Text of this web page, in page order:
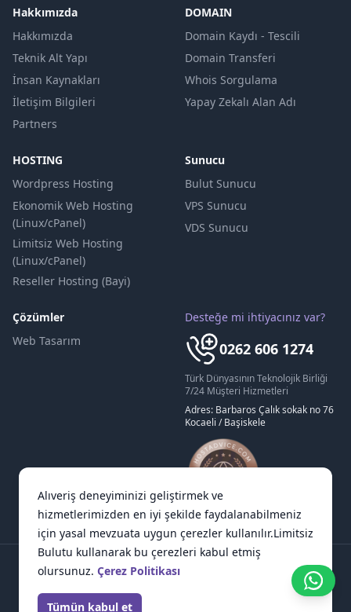
Hakkımızda
Hakkımızda
Teknik Alt Yapı
İnsan Kaynakları
İletişim Bilgileri
Partners
DOMAIN
Domain Kaydı - Tescili
Domain Transferi
Whois Sorgulama
Yapay Zekalı Alan Adı
HOSTING
Wordpress Hosting
Ekonomik Web Hosting
(Linux/cPanel)
Limitsiz Web Hosting
(Linux/cPanel)
Reseller Hosting (Bayi)
Sunucu
Bulut Sunucu
VPS Sunucu
VDS Sunucu
Çözümler
Web Tasarım
Desteğe mi ihtiyacınız var?
0262 606 1274
Türk Dünyasının Teknolojik Birliği
7/24 Müşteri Hizmetleri
Adres: Barbaros Çalık sokak no 76
Kocaeli / Başiskele
© Limitsiz Bulut LLC. 2024 Tüm haklar saklıdır
Alıveriş deneyiminizi geliştirmek ve
hizmetlerimizden en iyi şekilde faydalanabilmeniz
için yasal mevzuata uygun çerezler kullanılır.Limitsiz
Bulutu kullanarak bu çerezleri kabul etmiş
olursunuz. Çerez Politikası
Tümün kabul et